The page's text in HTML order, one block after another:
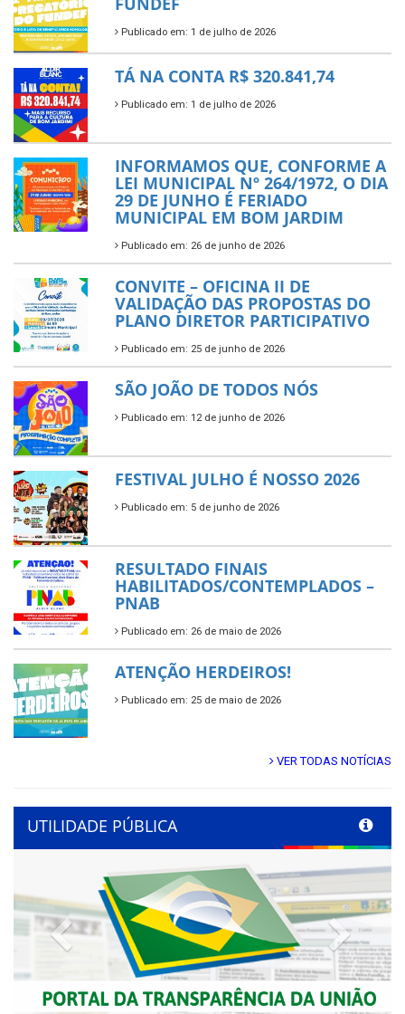
Publicado em: 1 de julho de 2026
TÁ NA CONTA R$ 320.841,74
Publicado em: 1 de julho de 2026
INFORMAMOS QUE, CONFORME A
LEI MUNICIPAL Nº 264/1972, O DIA
29 DE JUNHO É FERIADO
MUNICIPAL EM BOM JARDIM
Publicado em: 26 de junho de 2026
CONVITE – OFICINA II DE
VALIDAÇÃO DAS PROPOSTAS DO
PLANO DIRETOR PARTICIPATIVO
Publicado em: 25 de junho de 2026
SÃO JOÃO DE TODOS NÓS
Publicado em: 12 de junho de 2026
FESTIVAL JULHO É NOSSO 2026
Publicado em: 5 de junho de 2026
RESULTADO FINAIS
HABILITADOS/CONTEMPLADOS –
PNAB
Publicado em: 26 de maio de 2026
ATENÇÃO HERDEIROS!
Publicado em: 25 de maio de 2026
VER TODAS NOTÍCIAS
UTILIDADE PÚBLICA
Previous Next